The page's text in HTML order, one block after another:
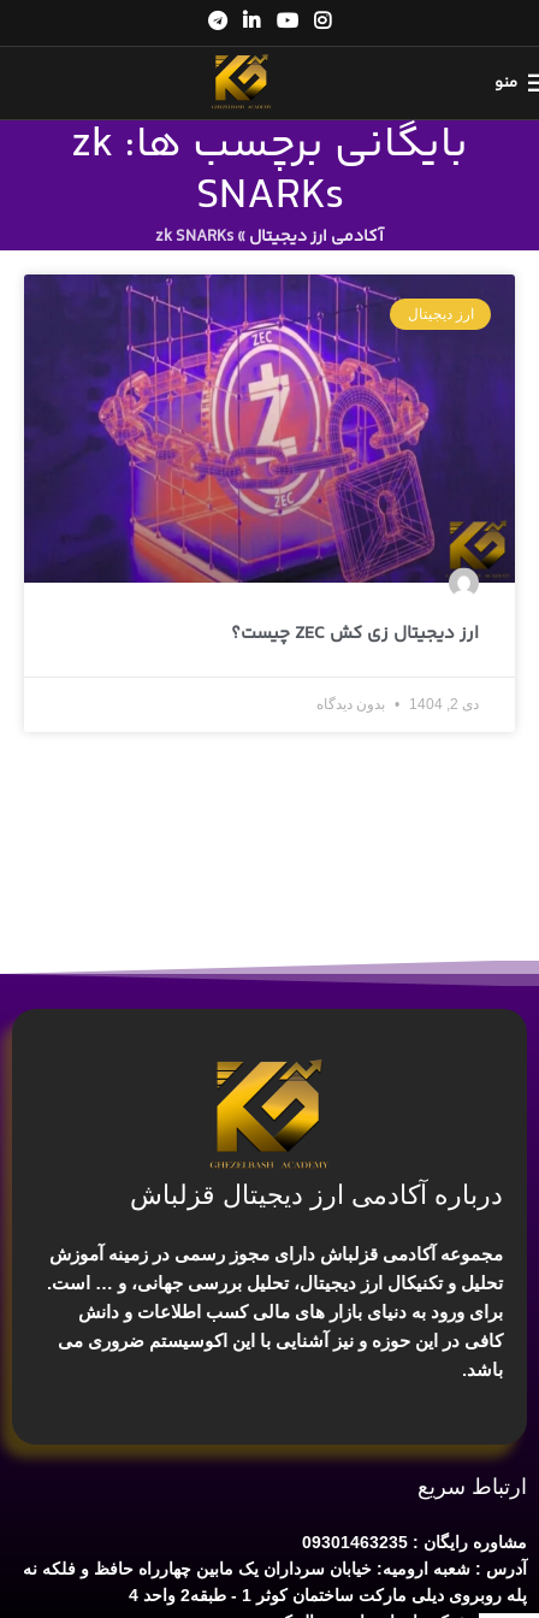
منو
بایگانی برچسب ها: zk
SNARKs
آکادمی ارز دیجیتال»
zk SNARKs
ارز دیجیتال
ارز دیجیتال زی کش ZEC چیست؟
دی 2, 1404 بدون دیدگاه
درباره آکادمی ارز دیجیتال قزلباش
مجموعه آکادمی قزلباش دارای مجوز رسمی در زمینه آموزش
تحلیل و تکنیکال ارز دیجیتال، تحلیل بررسی جهانی، و … است.
برای ورود به دنیای بازار های مالی کسب اطلاعات و دانش
کافی در این حوزه و نیز آشنایی با این اکوسیستم ضروری می
باشد.
ارتباط سریع
مشاوره رایگان : 09301463235
آدرس : شعبه ارومیه: خیابان سرداران یک مابین چهارراه حافظ و فلکه نه
پله روبروی دیلی مارکت ساختمان کوثر 1 - طبقه2 واحد 4